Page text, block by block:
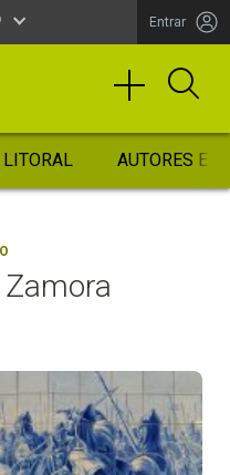
Entrar
LITORAL AUTORES